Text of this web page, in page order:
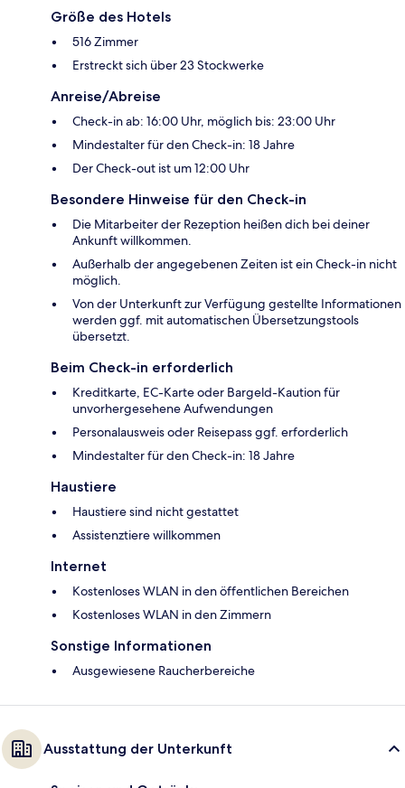
Größe des Hotels
516 Zimmer
Erstreckt sich über 23 Stockwerke
Anreise/Abreise
Check-in ab: 16:00 Uhr, möglich bis: 23:00 Uhr
Mindestalter für den Check-in: 18 Jahre
Der Check-out ist um 12:00 Uhr
Besondere Hinweise für den Check-in
Die Mitarbeiter der Rezeption heißen dich bei deiner
Ankunft willkommen.
Außerhalb der angegebenen Zeiten ist ein Check-in nicht
möglich.
Von der Unterkunft zur Verfügung gestellte Informationen
werden ggf. mit automatischen Übersetzungstools
übersetzt.
Beim Check-in erforderlich
Kreditkarte, EC-Karte oder Bargeld-Kaution für
unvorhergesehene Aufwendungen
Personalausweis oder Reisepass ggf. erforderlich
Mindestalter für den Check-in: 18 Jahre
Haustiere
Haustiere sind nicht gestattet
Assistenztiere willkommen
Internet
Kostenloses WLAN in den öffentlichen Bereichen
Kostenloses WLAN in den Zimmern
Sonstige Informationen
Ausgewiesene Raucherbereiche
Ausstattung der Unterkunft